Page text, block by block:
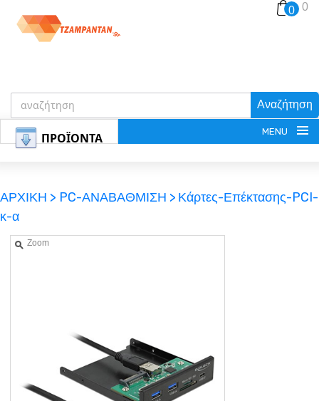
Αναζήτηση
0 0
ΠΡΟΪΟΝΤΑ MENU
ΕΓΓΡΑΦΗ
ΠΟΙΟΙ ΕΙΜΑΣΤΕ
ΑΡΧΙΚΗ > PC-ΑΝΑΒΑΘΜΙΣΗ > Κάρτες-Επέκτασης-PCI-
κ-α
Zoom